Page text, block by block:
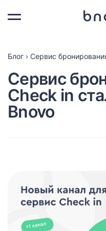
Блог › Сервис
Сервис
Check in
Bnovo